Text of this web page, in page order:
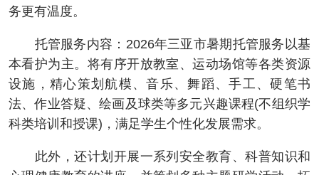
务更有温度。
托管服务内容：2026年三亚市暑期托管服务以基
本看护为主。将有序开放教室、运动场馆等各类资源
设施，精心策划航模、音乐、舞蹈、手工、硬笔书
法、作业答疑、绘画及球类等多元兴趣课程(不组织学
科类培训和授课)，满足学生个性化发展需求。
此外，还计划开展一系列安全教育、科普知识和